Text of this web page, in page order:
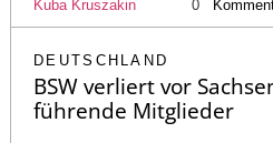
Kuba Kruszakin 0
DEUTSCHLAND
BSW verliert vor
führende Mitglieder